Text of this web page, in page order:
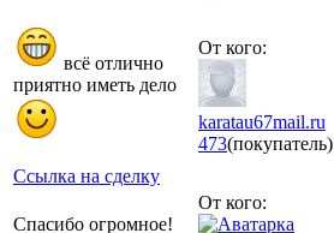
всё отлично
приятно иметь дело
Ссылка на сделку
От кого:
karatau67mail.ru
473(покупатель)
Спасибо огромное!
От кого: